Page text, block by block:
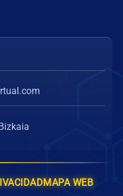
MAPA WEB